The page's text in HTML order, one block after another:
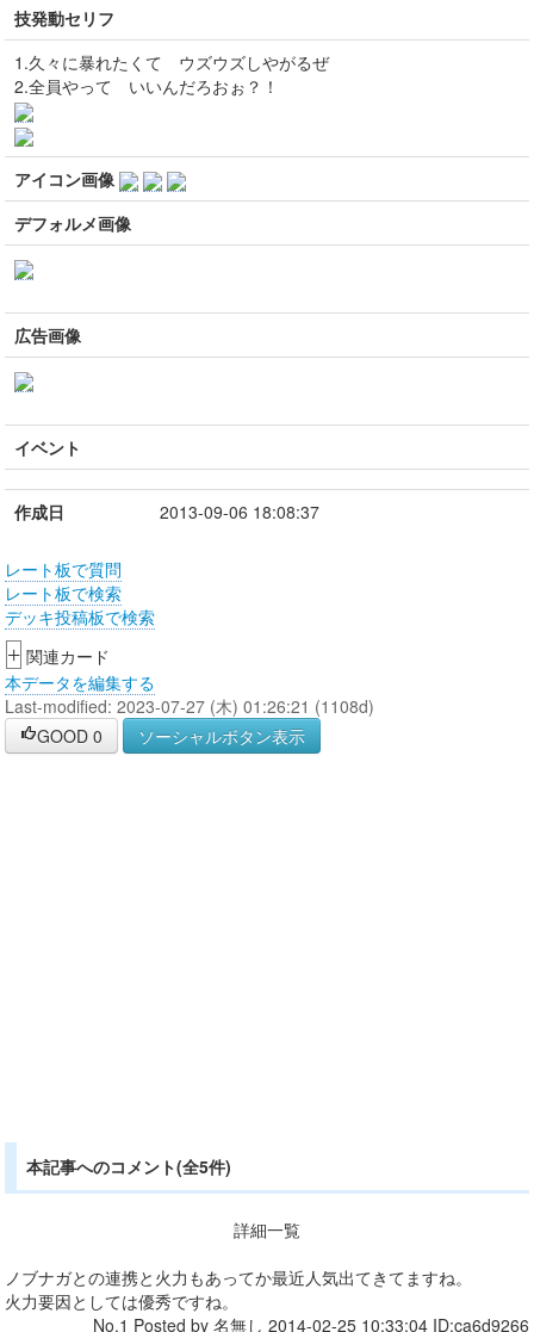
技発動セリフ
1.久々に暴れたくて ウズウズしやがるぜ
2.全員やって いいんだろおぉ？！
アイコン画像
デフォルメ画像
広告画像
イベント
作成日 2013-09-06 18:08:37
レート板で質問
レート板で検索
デッキ投稿板で検索
+ 関連カード
本データを編集する
Last-modified: 2023-07-27 (木) 01:26:21 (1108d)
GOOD 0 ソーシャルボタン表示
本記事へのコメント(全5件)
詳細一覧
ノブナガとの連携と火力もあってか最近人気出てきてますね。
火力要因としては優秀ですね。
No.1 Posted by 名無し 2014-02-25 10:33:04 ID:ca6d9266